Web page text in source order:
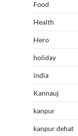
Food
Health
Hero
holiday
india
Kannauj
kanpur
kanpur dehat